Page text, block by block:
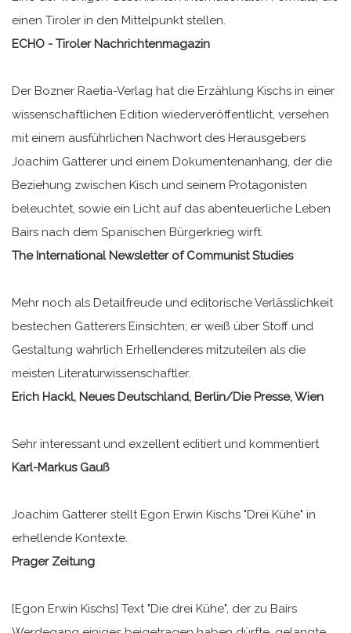
einen Tiroler in den Mittelpunkt stellen.
ECHO - Tiroler Nachrichtenmagazin
Der Bozner Raetia-Verlag hat die Erzählung Kischs in einer
wissenschaftlichen Edition wiederveröffentlicht, versehen
mit einem ausführlichen Nachwort des Herausgebers
Joachim Gatterer und einem Dokumentenanhang, der die
Beziehung zwischen Kisch und seinem Protagonisten
beleuchtet, sowie ein Licht auf das abenteuerliche Leben
Bairs nach dem Spanischen Bürgerkrieg wirft.
The International Newsletter of Communist Studies
Mehr noch als Detailfreude und editorische Verlässlichkeit
bestechen Gatterers Einsichten; er weiß über Stoff und
Gestaltung wahrlich Erhellenderes mitzuteilen als die
meisten Literaturwissenschaftler.
Erich Hackl, Neues Deutschland, Berlin/Die Presse, Wien
Sehr interessant und exzellent editiert und kommentiert
Karl-Markus Gauß
Joachim Gatterer stellt Egon Erwin Kischs "Drei Kühe" in
erhellende Kontexte.
Prager Zeitung
[Egon Erwin Kischs] Text "Die drei Kühe", der zu Bairs